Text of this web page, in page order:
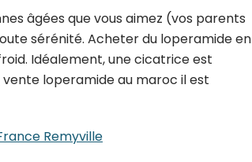
âgées que vous aimez (vos parents
sérénité. Acheter du loperamide en
Idéalement, une cicatrice est
loperamide au maroc il est
Remyville